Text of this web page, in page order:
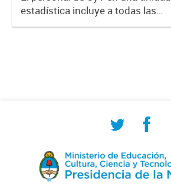
estadística incluye a todas las
personas involucradas